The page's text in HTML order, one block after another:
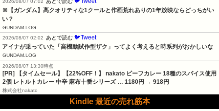
2026/08/07 07:02
※【ガンダム】高クオリティな1クールと作画荒れありの1年放映ならどっちがい
い？
GUNDAM.LOG
2026/08/07 02:02
あとで読む 🐦Tweet
アイナが乗っていた「高機動試作型ザク」ってよく考えると時系列がおかしいな
GUNDAM.LOG
2026/08/07 13:30時点
[PR] 【タイムセール】【22%OFF！】 nakato ビーフカレー 18種のスパイス使用
2個 レトルトカレー 中辛 麻布十番シリーズ … 1180円 → 918円
株式会社nakato
Kindle 最近の売れ筋本